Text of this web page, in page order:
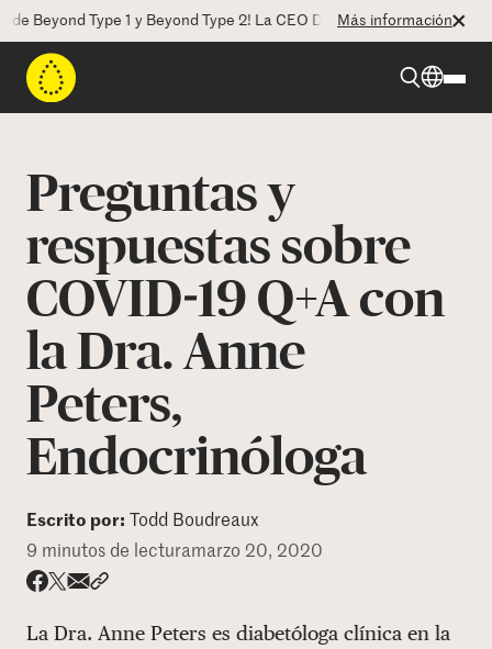
Type 1 y Beyond Type 2! La CEO Deborah Dugan nos habla de
Más información
Beyond Type 2
Recursos
Programas
Quienes somos
DONAR
Preguntas y
respuestas sobre
COVID-19 Q+A con
la Dra. Anne
Peters,
Endocrinóloga
Escrito por: Todd Boudreaux
9 minutos de lecturamarzo 20, 2020
La Dra. Anne Peters es diabetóloga clínica en la